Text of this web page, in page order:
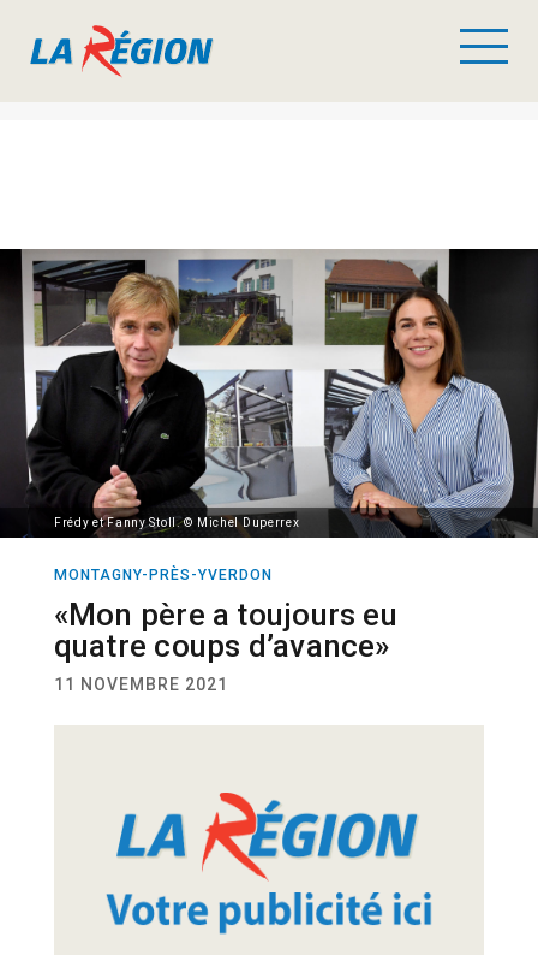
Frédy et Fanny Stoll. © Michel Duperrex
MONTAGNY-PRÈS-YVERDON
«Mon père a toujours eu
quatre coups d’avance»
11 NOVEMBRE 2021